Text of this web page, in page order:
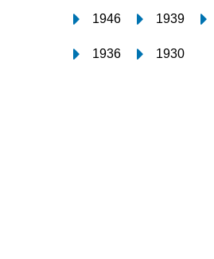
1946 1939
1936 1930